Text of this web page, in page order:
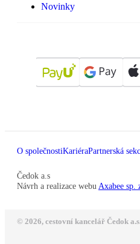
Novinky
O společnostiKariéraPartnerská
Čedok a.s
Návrh a realizace webu Axabee sp.
© 2026, cestovní kancelář Čedok